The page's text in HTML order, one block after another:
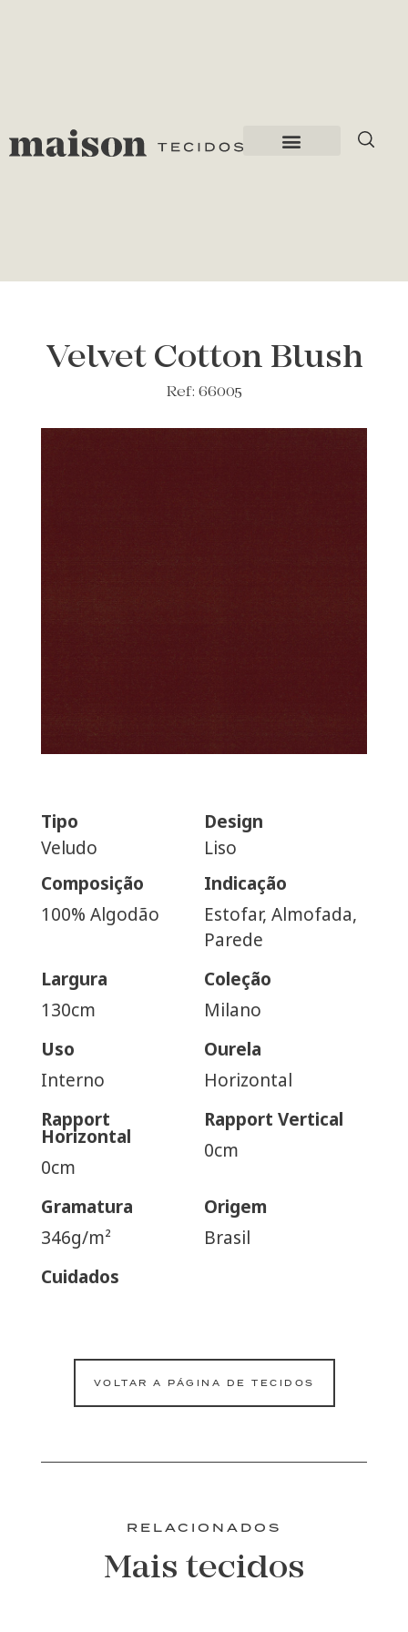
Velvet Cotton Blush
Ref: 66005
Tipo
Veludo
Design
Liso
Composição
100% Algodão
Indicação
Estofar, Almofada,
Parede
Largura
130cm
Coleção
Milano
Uso
Interno
Ourela
Horizontal
Rapport
Horizontal
0cm
Rapport Vertical
0cm
Gramatura
346g/m²
Origem
Brasil
Cuidados
VOLTAR A PÁGINA DE TECIDOS
RELACIONADOS
Mais tecidos